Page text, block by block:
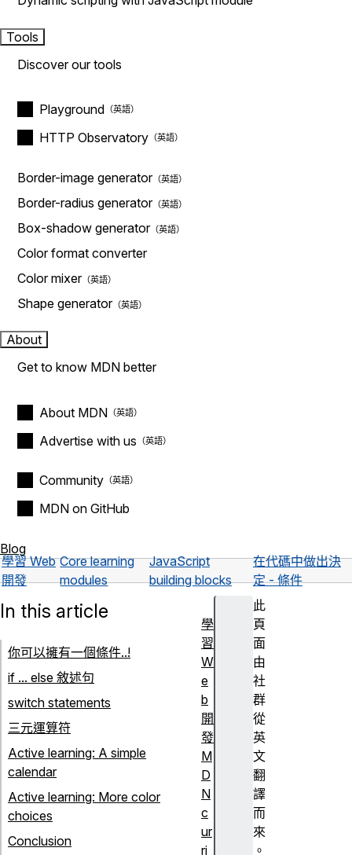
Tools
Discover our tools
Playground
HTTP Observatory
Border-image generator
Border-radius generator
Box-shadow generator
Color format converter
Color mixer
Shape generator
About
Get to know MDN better
About MDN
Advertise with us
Community
MDN on GitHub
Blog
學習 Web
開發
Core learning
modules
JavaScript
building blocks
在代碼中做出決
定 - 條件
此
頁
面
由
社
群
從
英
文
翻
譯
而
來
。
In this article
你可以擁有一個條件..!
if ... else 敘述句
switch statements
三元運算符
Active learning: A simple
calendar
Active learning: More color
choices
Conclusion
學
習
W
e
b
開
發
M
D
N
c
ur
ri